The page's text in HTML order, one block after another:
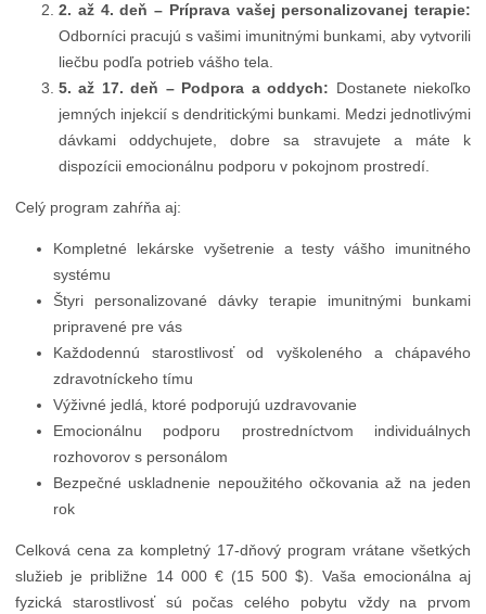
2. až 4. deň – Príprava vašej personalizovanej terapie:
Odborníci pracujú s vašimi imunitnými bunkami, aby vytvorili
liečbu podľa potrieb vášho tela.
5. až 17. deň – Podpora a oddych: Dostanete niekoľko
jemných injekcií s dendritickými bunkami. Medzi jednotlivými
dávkami oddychujete, dobre sa stravujete a máte k
dispozícii emocionálnu podporu v pokojnom prostredí.
Celý program zahŕňa aj:
Kompletné lekárske vyšetrenie a testy vášho imunitného
systému
Štyri personalizované dávky terapie imunitnými bunkami
pripravené pre vás
Každodennú starostlivosť od vyškoleného a chápavého
zdravotníckeho tímu
Výživné jedlá, ktoré podporujú uzdravovanie
Emocionálnu podporu prostredníctvom individuálnych
rozhovorov s personálom
Bezpečné uskladnenie nepoužitého očkovania až na jeden
rok
Celková cena za kompletný 17-dňový program vrátane všetkých
služieb je približne 14 000 € (15 500 $). Vaša emocionálna aj
fyzická starostlivosť sú počas celého pobytu vždy na prvom